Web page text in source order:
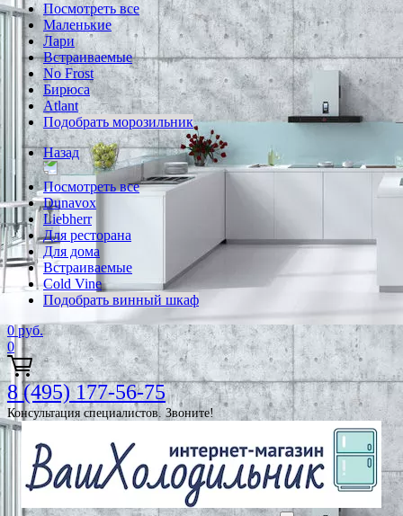
Посмотреть все
Маленькие
Лари
Встраиваемые
No Frost
Бирюса
Atlant
Подобрать морозильник
Назад
Посмотреть все
Dunavox
Liebherr
Для ресторана
Для дома
Встраиваемые
Cold Vine
Подобрать винный шкаф
0 руб.
0
8 (495) 177-56-75
Консультация специалистов. Звоните!